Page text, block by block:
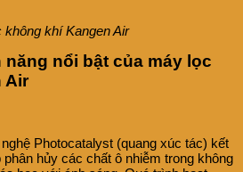
không khí Kangen Air
nổi bật của máy lọc
Air
Photocatalyst (quang xúc tác) kết
hủy các chất ô nhiễm trong không